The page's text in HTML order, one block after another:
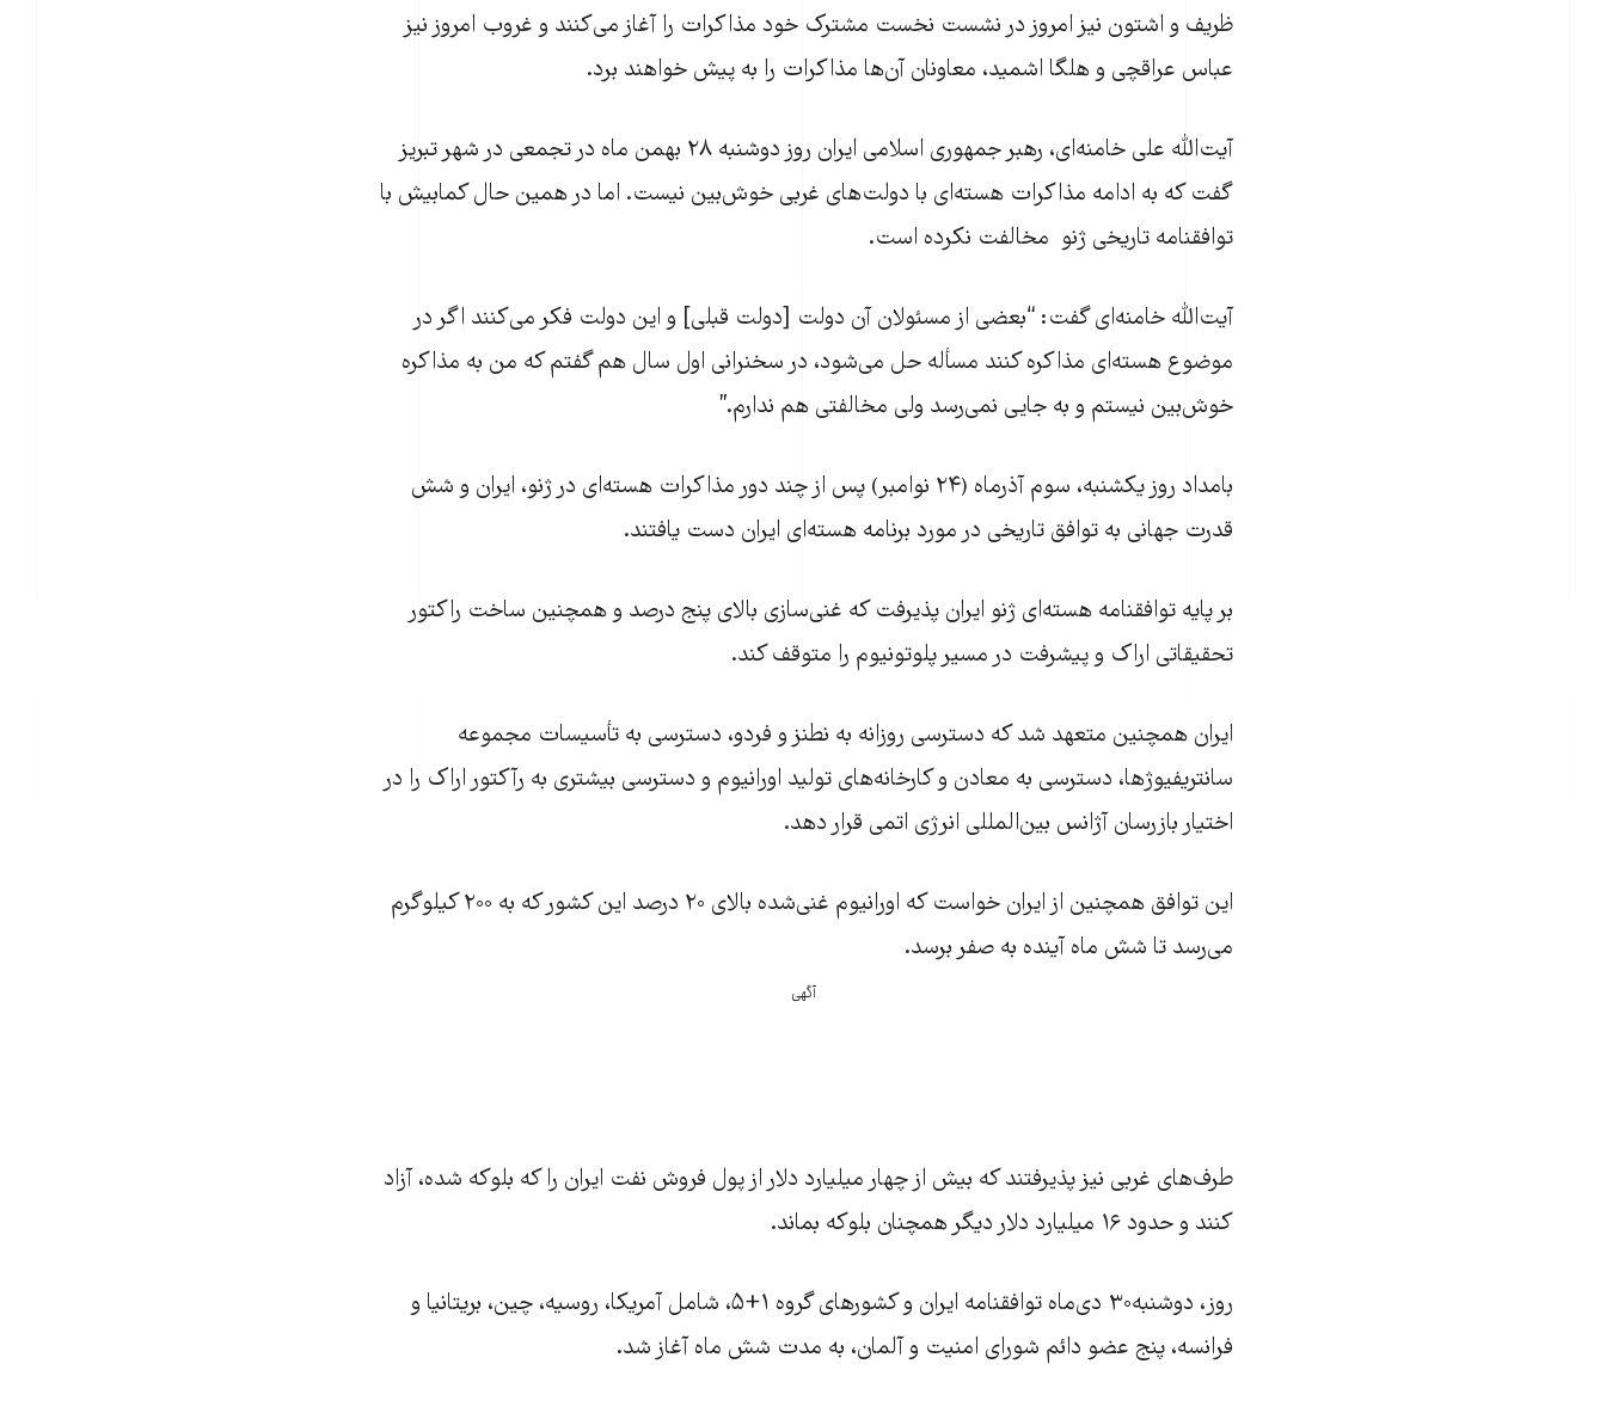
ظريف و اشتون نيز امروز در نشست نخست مشترک خود مذاکرات را آغاز می‌کنند و غروب امروز نيز
عباس عراقچی و هلگا اشمید، معاونان آن‌ها مذاکرات را به پيش خواهند برد.
آيت‌الله علی خامنه‌ای، رهبر جمهوری اسلامی ايران روز دوشنبه ۲۸ بهمن ماه در تجمعی در شهر تبریز
گفت که به ادامه مذاکرات هسته‌ای با دولت‌های غربی خوش‌بین نیست. اما در همين حال کمابيش با
توافقنامه تاريخی ژنو مخالفت نکرده است.
آيت‌الله خامنه‌ای گفت: “بعضی از مسئولان آن دولت [دولت قبلی] و اين دولت فکر می‌کنند اگر در
موضوع هسته‌ای مذاکره کنند مسأله حل می‌شود، در سخنرانی اول سال هم گفتم که من به مذاکره
خوش‌بين نيستم و به جايی نمی‌رسد ولی مخالفتی هم ندارم.”
بامداد روز یکشنبه، سوم آذرماه (۲۴ نوامبر) پس از چند دور مذاکرات هسته‌ای در ژنو، ایران و شش
قدرت جهانی به توافق تاريخی در مورد برنامه هسته‌ای ایران دست یافتند.
بر پایه توافقنامه هسته‌ای ژنو ایران پذیرفت که غنی‌سازی بالای پنج درصد و همچنین ساخت راکتور
تحقیقاتی اراک و پیشرفت در مسیر پلوتونیوم را متوقف کند.
ایران همچنین متعهد شد که دسترسی روزانه به نطنز و فردو، دسترسی به تأسیسات مجموعه
سانتریفیوژها، دسترسی به معادن و کارخانه‌های تولید اورانیوم و دسترسی بیشتری به رآکتور اراک را در
اختیار بازرسان آژانس بین‌المللی انرژی اتمی قرار دهد.
این توافق همچنین از ایران خواست که اورانیوم غنی‌شده بالای ۲۰ درصد این کشور که به ۲۰۰ کیلوگرم
می‌رسد تا شش ماه آینده به صفر برسد.
آگهی
طرف‌های غربی نیز پذیرفتند که بیش از چهار میلیارد دلار از پول فروش نفت ایران را که بلوکه شده، آزاد
کنند و حدود ۱۶ میلیارد دلار دیگر همچنان بلوکه بماند.
روز، دوشنبه۳۰ دی‌ماه توافقنامه ایران و کشورهای گروه ۱+۵، شامل آمریکا، روسیه، چین، بریتانیا و
فرانسه، پنج عضو دائم شورای امنیت و آلمان، به مدت شش ماه آغاز شد.